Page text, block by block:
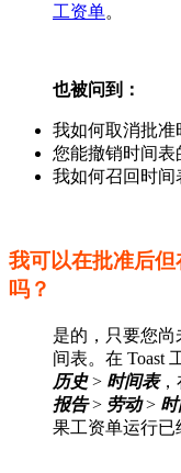
工资单。
也被问到：
我如何取消批准
您能撤销时间表
我如何召回时间
我可以在批准后
吗？
是的，只要您
间表。在 Toast
历史> 时间表，
报告> 劳动>
果工资单运行已